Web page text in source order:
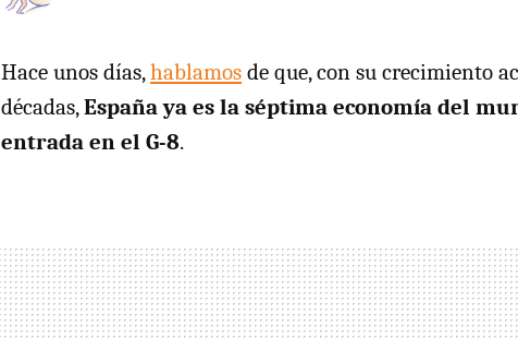
Hace unos días,hablamos de que, con su crecimiento
décadas,España ya es la séptima economía del
entrada en el G-8.